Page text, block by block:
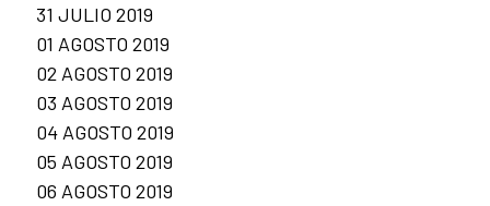
31 JULIO 2019
01 AGOSTO 2019
02 AGOSTO 2019
03 AGOSTO 2019
04 AGOSTO 2019
05 AGOSTO 2019
06 AGOSTO 2019